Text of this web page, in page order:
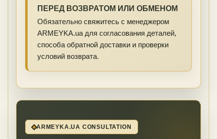
ПЕРЕД ВОЗВРАТОМ ИЛИ ОБМЕНОМ
Обязательно свяжитесь с менеджером
ARMEYKA.ua для согласования деталей,
способа обратной доставки и проверки
условий возврата.
ARMEYKA.UA CONSULTATION